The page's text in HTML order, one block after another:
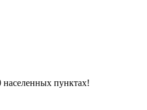
населенных пунктах!